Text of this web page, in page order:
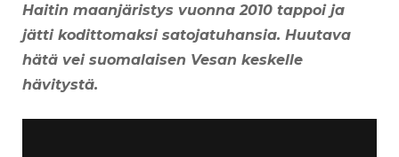
Haitin maanjäristys vuonna 2010 tappoi ja
jätti kodittomaksi satojatuhansia. Huutava
hätä vei suomalaisen Vesan keskelle
hävitystä.